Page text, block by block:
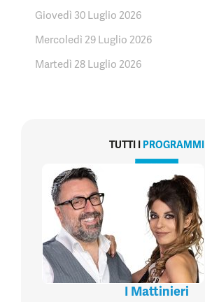
Giovedì 30 Luglio 2026
Mercoledì 29 Luglio 2026
Martedì 28 Luglio 2026
TUTTI I PROGRAMMI
I Mattinieri